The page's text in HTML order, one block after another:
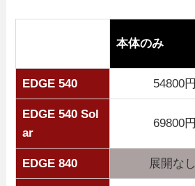
本体のみ
EDGE 540 54800円
EDGE 540 Sol
ar
69800円
EDGE 840 展開なし